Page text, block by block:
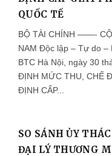
QUỐC TẾ
BỘ TÀI CHÍNH ——-
NAM Độc lập – Tự do
BTC Hà Nội, ngày 30
ĐỊNH MỨC THU, CHẾ
ĐỊNH CẤP...
SO SÁNH ỦY
ĐẠI LÝ THƯƠNG